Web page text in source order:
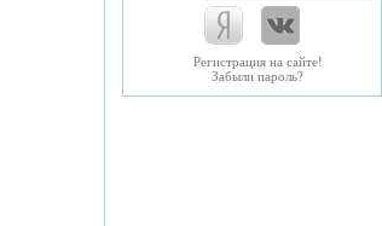
Регистрация на сайте!
Забыли пароль?